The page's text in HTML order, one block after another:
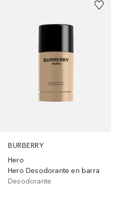
BURBERRY
Hero
Hero Desodorante en barra
Desodorante